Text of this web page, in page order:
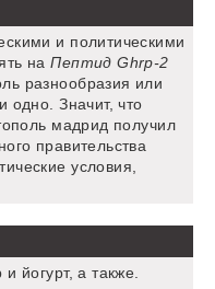
и политическими
наПептид Ghrp-2
разнообразия или
одно. Значит, что
мадрид получил
правительства
условия,
йогурт, а также.